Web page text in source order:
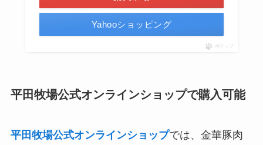
Yahooショッピング
ポチップ
平田牧場公式オンラインショップで購入可能
平田牧場公式オンラインショップでは、金華豚肉